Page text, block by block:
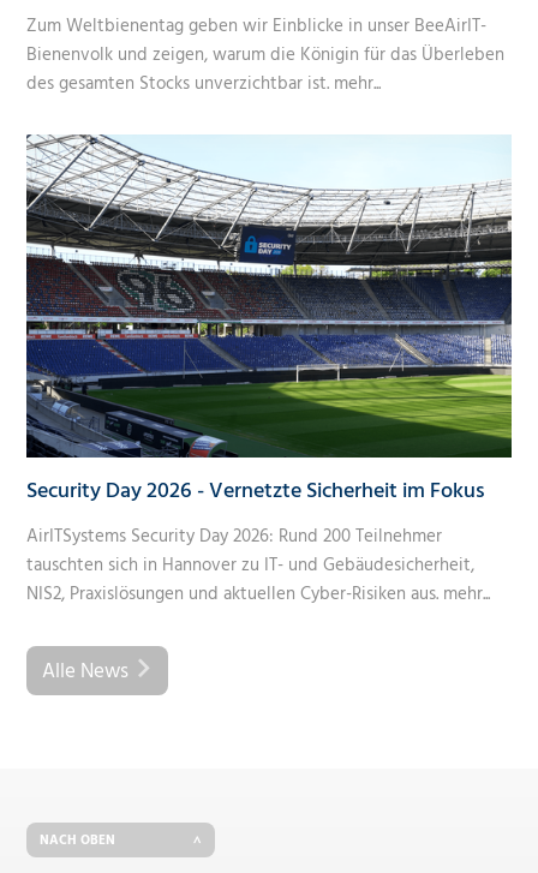
Zum Weltbienentag geben wir Einblicke in unser BeeAirIT-
Bienenvolk und zeigen, warum die Königin für das Überleben
des gesamten Stocks unverzichtbar ist. mehr...
Security Day 2026 - Vernetzte Sicherheit im Fokus
AirITSystems Security Day 2026: Rund 200 Teilnehmer
tauschten sich in Hannover zu IT- und Gebäudesicherheit,
NIS2, Praxislösungen und aktuellen Cyber-Risiken aus. mehr...
Alle News
NACH OBEN